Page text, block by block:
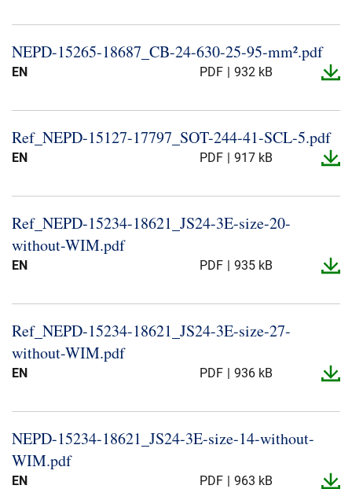
NEPD-​15265-​18687_​CB-​24-​630-​25-​95-​mm².​pdf
EN PDF 932 kB
Ref_​NEPD-​15127-​17797_​SOT-​244-​41-​SCL-​5.​pdf
EN PDF 917 kB
Ref_​NEPD-​15234-​18621_​JS24-​3E-​size-​20-​
without-​WIM.​pdf
EN PDF 935 kB
Ref_​NEPD-​15234-​18621_​JS24-​3E-​size-​27-​
without-​WIM.​pdf
EN PDF 936 kB
NEPD-​15234-​18621_​JS24-​3E-​size-​14-​without-​
WIM.​pdf
EN PDF 963 kB